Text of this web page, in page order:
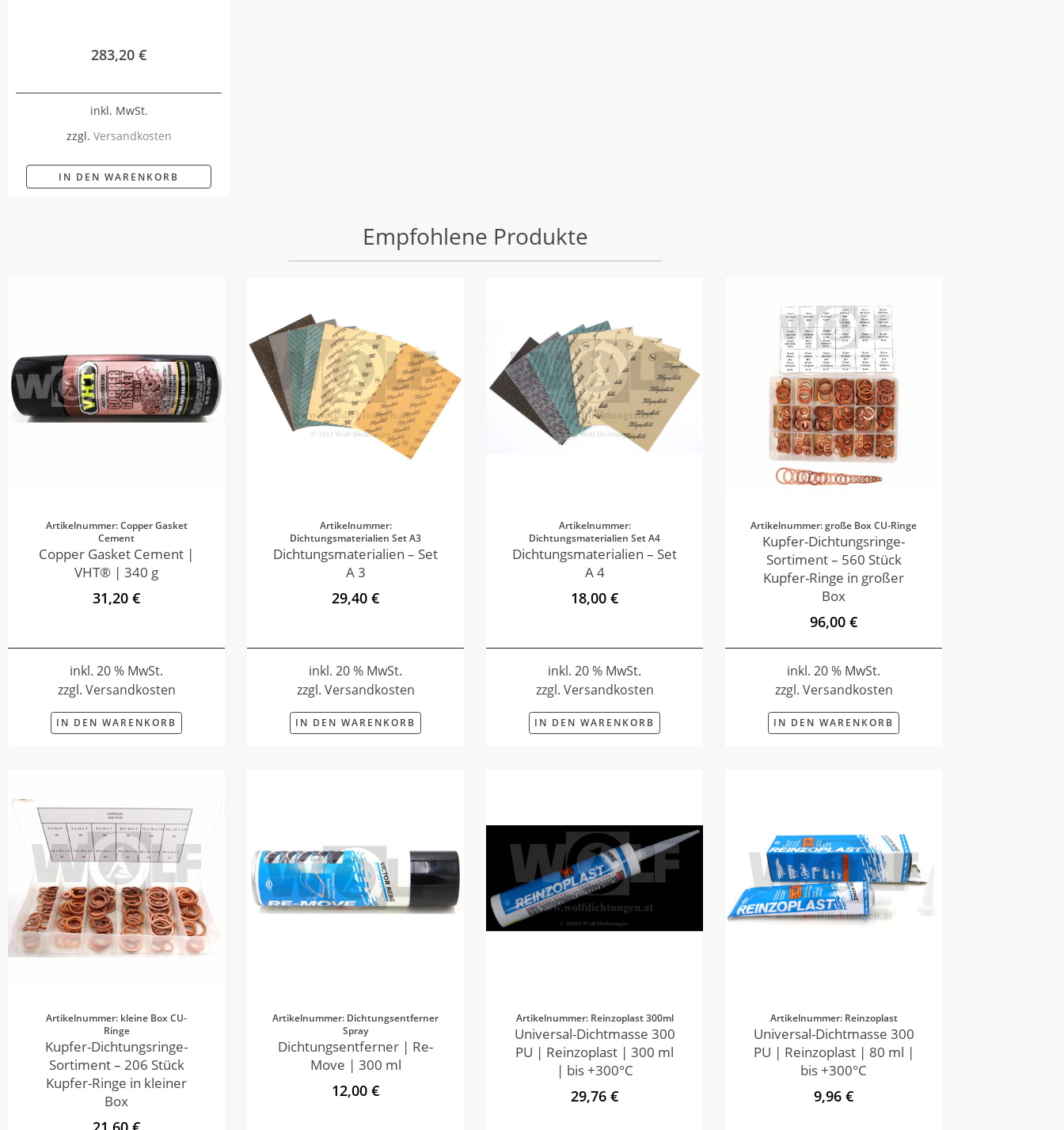
283,20 €
inkl. MwSt.
zzgl. Versandkosten
IN DEN WARENKORB
Empfohlene Produkte
Artikelnummer: Copper Gasket
Cement
Copper Gasket Cement |
VHT® | 340 g
31,20 €
inkl. 20 % MwSt.
zzgl. Versandkosten
IN DEN WARENKORB
Artikelnummer:
Dichtungsmaterialien Set A3
Dichtungsmaterialien – Set
A 3
29,40 €
inkl. 20 % MwSt.
zzgl. Versandkosten
IN DEN WARENKORB
Artikelnummer:
Dichtungsmaterialien Set A4
Dichtungsmaterialien – Set
A 4
18,00 €
inkl. 20 % MwSt.
zzgl. Versandkosten
IN DEN WARENKORB
Artikelnummer: große Box CU-Ringe
Kupfer-Dichtungsringe-
Sortiment – 560 Stück
Kupfer-Ringe in großer
Box
96,00 €
inkl. 20 % MwSt.
zzgl. Versandkosten
IN DEN WARENKORB
Artikelnummer: kleine Box CU-
Ringe
Kupfer-Dichtungsringe-
Sortiment – 206 Stück
Kupfer-Ringe in kleiner
Box
Artikelnummer: Dichtungsentferner
Spray
Dichtungsentferner | Re-
Move | 300 ml
12,00 €
Artikelnummer: Reinzoplast 300ml
Universal-Dichtmasse 300
PU | Reinzoplast | 300 ml
| bis +300°C
29,76 €
Artikelnummer: Reinzoplast
Universal-Dichtmasse 300
PU | Reinzoplast | 80 ml |
bis +300°C
9,96 €